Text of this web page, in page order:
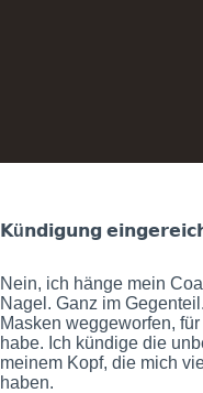
𝗞ü𝗻𝗱𝗶𝗴𝘂𝗻𝗴
Nein, ich hänge mein
Nagel. Ganz im
Masken weggeworfen,
habe. Ich kündige die
meinem Kopf, die mich
haben.